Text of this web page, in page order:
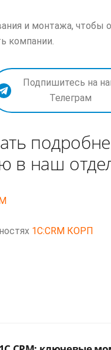
и монтажа,
компании.
Подпишитесь на
Телеграм
в наш
1C:CRM КОРП